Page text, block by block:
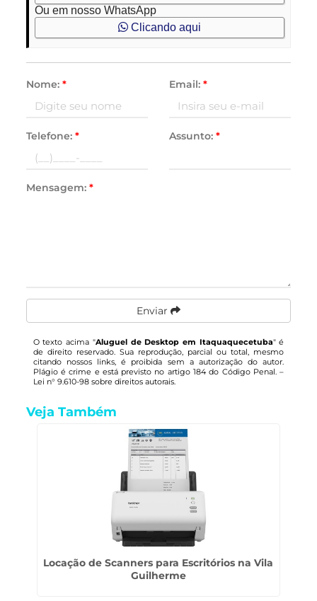
Ou em nosso WhatsApp
Clicando aqui
Nome: * Email: *
Telefone: * Assunto: *
Mensagem: *
Enviar
O texto acima "Aluguel de Desktop em Itaquaquecetuba" é
de direito reservado. Sua reprodução, parcial ou total, mesmo
citando nossos links, é proibida sem a autorização do autor.
Plágio é crime e está previsto no artigo 184 do Código Penal. –
Lei n° 9.610-98 sobre direitos autorais.
Veja Também
Locação de Scanners para Escritórios na Vila
Guilherme